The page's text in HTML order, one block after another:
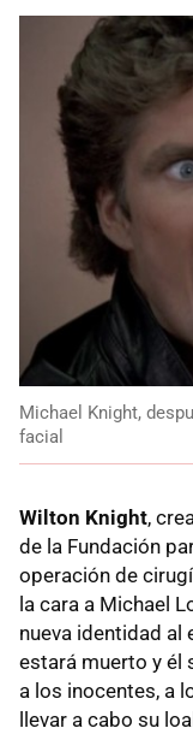
Michael Knight,
facial
Wilton Knight,
de la Fundación
operación de
la cara a Michael
nueva identidad al
estará muerto y él
a los inocentes, a
llevar a cabo su